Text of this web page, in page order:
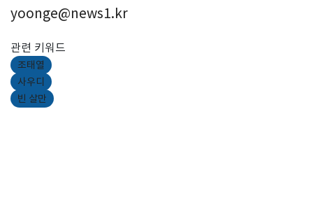
yoonge@news1.kr
관련 키워드
조태열
사우디
빈 살만